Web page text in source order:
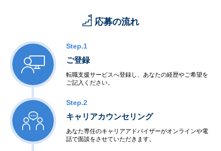
応募の流れ
Step.1
ご登録
転職支援サービスへ登録し、あなたの経歴やご希望を
ご記入ください。
Step.2
キャリアカウンセリング
あなた専任のキャリアアドバイザーがオンラインや電
話で面談をさせていただきます。